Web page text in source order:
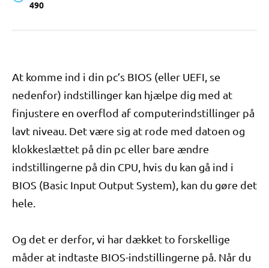
490
At komme ind i din pc’s BIOS (eller UEFI, se
nedenfor) indstillinger kan hjælpe dig med at
finjustere en overflod af computerindstillinger på
lavt niveau. Det være sig at rode med datoen og
klokkeslættet på din pc eller bare ændre
indstillingerne på din CPU, hvis du kan gå ind i
BIOS (Basic Input Output System), kan du gøre det
hele.
Og det er derfor, vi har dækket to forskellige
måder at indtaste BIOS-indstillingerne på. Når du